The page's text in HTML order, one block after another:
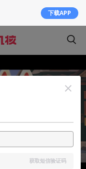
下载APP
获取短信验证码